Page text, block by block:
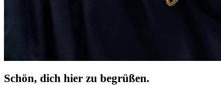
Schön, dich hier zu begrüßen.